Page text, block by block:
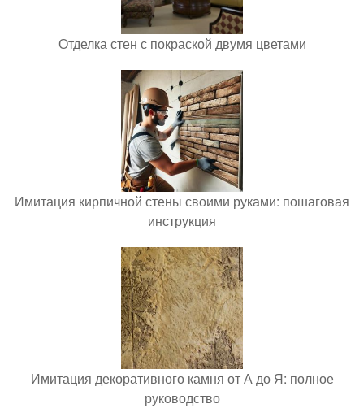
Отделка стен с покраской двумя цветами
Имитация кирпичной стены своими руками: пошаговая
инструкция
Имитация декоративного камня от А до Я: полное
руководство